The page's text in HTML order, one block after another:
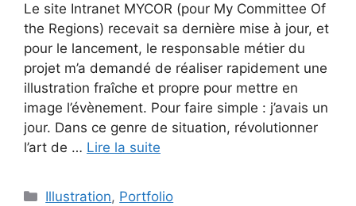
Le site Intranet MYCOR (pour My Committee Of
the Regions) recevait sa dernière mise à jour, et
pour le lancement, le responsable métier du
projet m’a demandé de réaliser rapidement une
illustration fraîche et propre pour mettre en
image l’évènement. Pour faire simple : j’avais un
jour. Dans ce genre de situation, révolutionner
l’art de … Lire la suite
Catégories
Illustration, Portfolio